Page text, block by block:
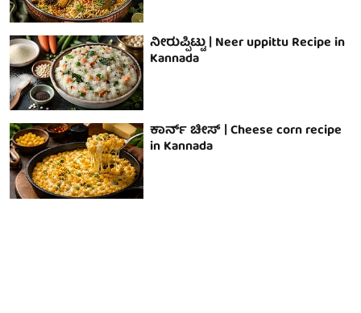
ನೀರುಪ್ಪಿಟ್ಟು | Neer uppittu Recipe in
Kannada
ಕಾರ್ನ್ ಚೀಸ್ | Cheese corn recipe
in Kannada